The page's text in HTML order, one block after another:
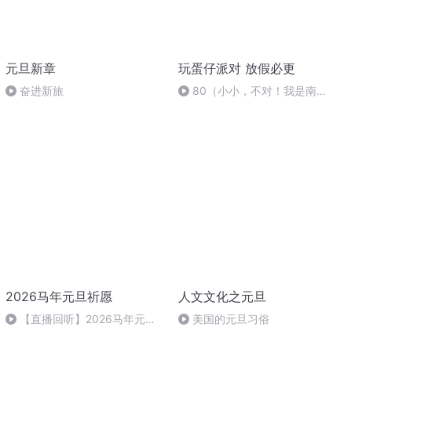
元旦新章
奋进新旅
玩蛋仔派对 放假必更
80（小小，不对！我是南
2026马年元旦祈愿
【直播回听】2026马年元旦
人文文化之元旦
美国的元旦习俗